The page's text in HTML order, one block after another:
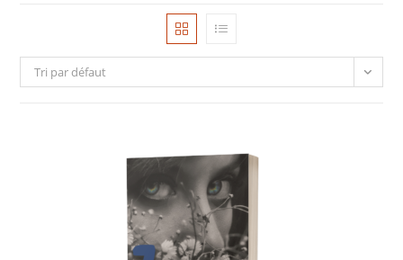
Tri par défaut